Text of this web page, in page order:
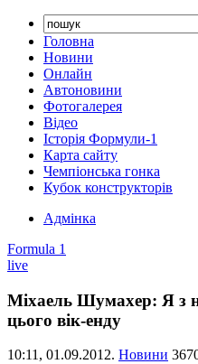
Головна
Новини
Онлайн
Автоновини
Фотогалерея
Відео
Історія Формули-1
Карта сайту
Чемпіонська гонка
Кубок конструкторів
Адмінка
Formula 1
live
Міхаель Шумахер: Я з
цього вік-енду
10:11, 01.09.2012. Новини